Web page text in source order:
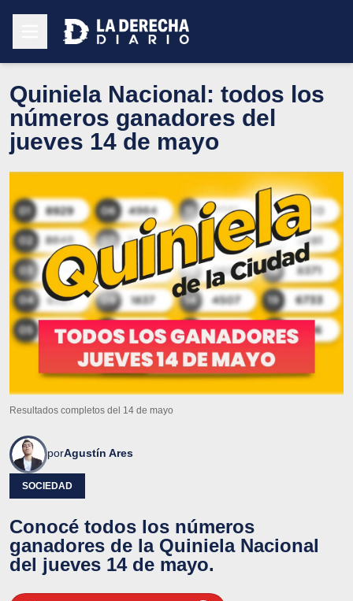
Quiniela Nacional: todos los
números ganadores del
jueves 14 de mayo
Resultados completos del 14 de mayo
porAgustín Ares
SOCIEDAD
Conocé todos los números
ganadores de la Quiniela Nacional
del jueves 14 de mayo.